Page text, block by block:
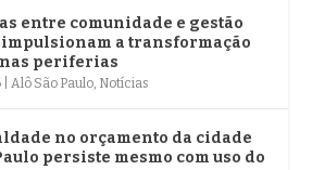
entre comunidade e gestão
a transformação
periferias
|Alô São Paulo, Notícias
no orçamento da cidade
persiste mesmo com uso do